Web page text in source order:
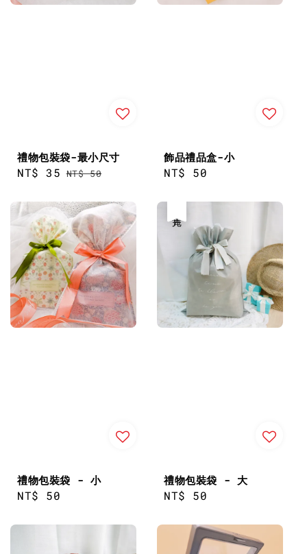
禮物包裝袋-最小尺寸
Sale
NT$ 35 Regular
NT$ 50
飾品禮品盒-小
Regular
NT$ 50
禮物包裝袋 - 小
Regular
NT$ 50
禮物包裝袋 - 大
Regular
NT$ 50